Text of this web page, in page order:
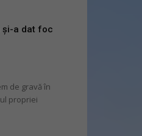
și-a dat foc
de gravă în
propriei